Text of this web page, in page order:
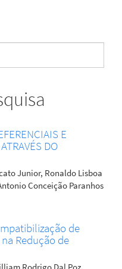
E
DO
Junior, Ronaldo Lisboa
Conceição Paranhos
de
Redução de